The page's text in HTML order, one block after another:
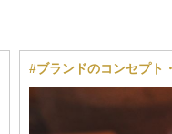
#ブランドのコンセプト